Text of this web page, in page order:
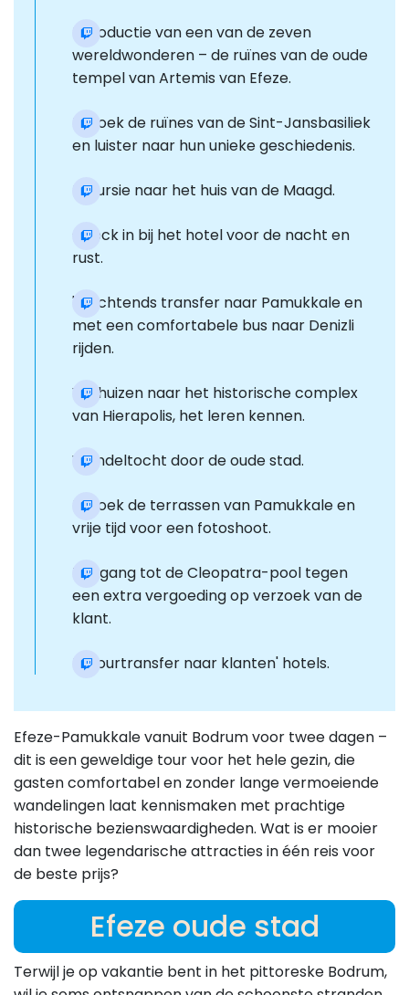
Introductie van een van de zeven
wereldwonderen – de ruïnes van de oude
tempel van Artemis van Efeze.
Bezoek de ruïnes van de Sint-Jansbasiliek
en luister naar hun unieke geschiedenis.
Excursie naar het huis van de Maagd.
Check in bij het hotel voor de nacht en
rust.
's Ochtends transfer naar Pamukkale en
met een comfortabele bus naar Denizli
rijden.
Verhuizen naar het historische complex
van Hierapolis, het leren kennen.
Wandeltocht door de oude stad.
Bezoek de terrassen van Pamukkale en
vrije tijd voor een fotoshoot.
Toegang tot de Cleopatra-pool tegen
een extra vergoeding op verzoek van de
klant.
Retourtransfer naar klanten' hotels.
Efeze-Pamukkale vanuit Bodrum voor twee dagen –
dit is een geweldige tour voor het hele gezin, die
gasten comfortabel en zonder lange vermoeiende
wandelingen laat kennismaken met prachtige
historische bezienswaardigheden. Wat is er mooier
dan twee legendarische attracties in één reis voor
de beste prijs?
Efeze oude stad
Terwijl je op vakantie bent in het pittoreske Bodrum,